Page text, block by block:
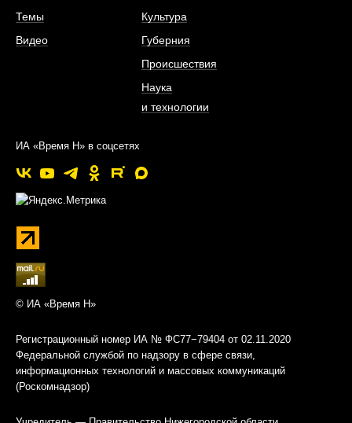
Темы
Видео
Культура
Губерния
Происшествия
Наука
и технологии
ИА «Время Н» в соцсетях
© ИА «Время Н»
Регистрационный номер ИА № ФС77−79404 от 02.11.2020
Федеральной службой по надзору в сфере связи,
информационных технологий и массовых коммуникаций
(Роскомнадзор)